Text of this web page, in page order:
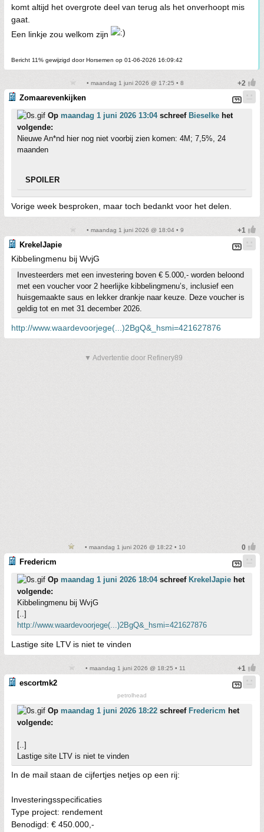
komt altijd het overgrote deel van terug als het onverhoopt mis
gaat.
Een linkje zou welkom zijn
Bericht 11% gewijzigd door Horsemen op 01-06-2026 16:09:42
• maandag 1 juni 2026 @ 17:25 • 8
Zomaarevenkijken
Op maandag 1 juni 2026 13:04schreef Bieselke het
volgende:
Nieuwe An*nd hier nog niet voorbij zien komen: 4M; 7,5%, 24
maanden
SPOILER
Vorige week besproken, maar toch bedankt voor het delen.
• maandag 1 juni 2026 @ 18:04 • 9
KrekelJapie
Kibbelingmenu bij WvjG
Investeerders met een investering boven € 5.000,- worden beloond
met een voucher voor 2 heerlijke kibbelingmenu’s, inclusief een
huisgemaakte saus en lekker drankje naar keuze. Deze voucher is
geldig tot en met 31 december 2026.
http://www.waardevoorjege(...)2BgQ&_hsmi=421627876
▼ Advertentie door Refinery89
• maandag 1 juni 2026 @ 18:22 • 10
Fredericm
Op maandag 1 juni 2026 18:04schreef KrekelJapie het
volgende:
Kibbelingmenu bij WvjG
[..]
http://www.waardevoorjege(...)2BgQ&_hsmi=421627876
Lastige site LTV is niet te vinden
• maandag 1 juni 2026 @ 18:25 • 11
escortmk2
petrolhead
Op maandag 1 juni 2026 18:22 schreef Fredericm het
volgende:
[..]
Lastige site LTV is niet te vinden
In de mail staan de cijfertjes netjes op een rij:
Investeringsspecificaties
Type project: rendement
Benodigd: € 450.000,-